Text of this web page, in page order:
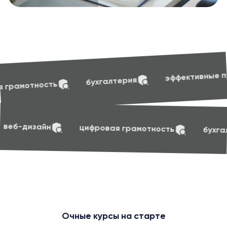
эффективные презентации soft
soft skills маркетинг веб-дизайн
Очные курсы на старте